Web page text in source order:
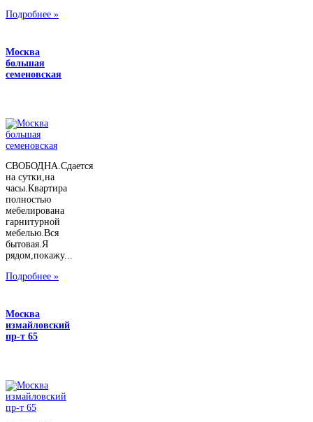
Подробнее »
Москва
большая
семеновская
СВОБОДНА.Сдается
на сутки,на
часы.Квартира
полностью
мебелирована
гарнитурной
мебелью.Вся
бытовая.Я
рядом,покажу...
Подробнее »
Москва
измайловский
пр-т 65